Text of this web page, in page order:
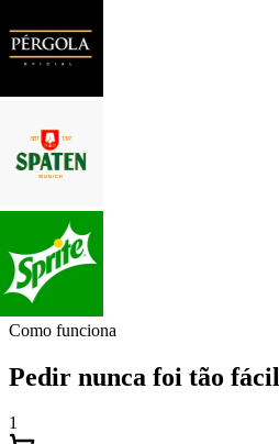
Como funciona
Pedir nunca foi tão fácil
1